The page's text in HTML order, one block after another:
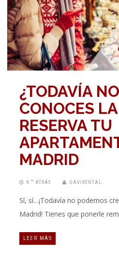
¿TODAVÍA NO
CONOCES
RESERVA TU
MADRID
8 “” ATRÁS GAVIRENTAL
Sí, sí…¡Todavía no podemos
Madrid! Tienes que ponerle
LEER MÁS